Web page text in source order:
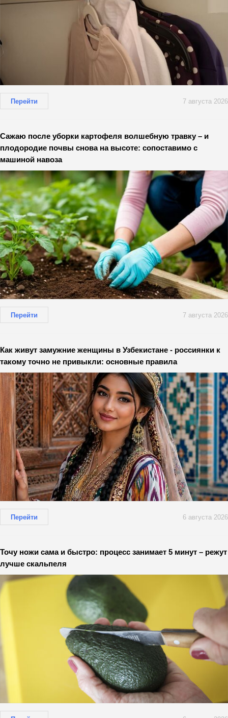
Перейти 7 августа 2026
Сажаю после уборки картофеля волшебную травку – и
плодородие почвы снова на высоте: сопоставимо с
машиной навоза
Перейти 7 августа 2026
Как живут замужние женщины в Узбекистане - россиянки к
такому точно не привыкли: основные правила
Перейти 6 августа 2026
Точу ножи сама и быстро: процесс занимает 5 минут – режут
лучше скальпеля